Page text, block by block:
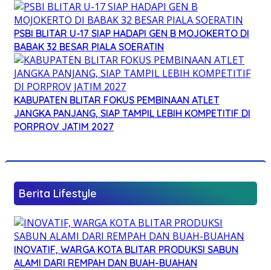
PSBI BLITAR U-17 SIAP HADAPI GEN B MOJOKERTO DI
BABAK 32 BESAR PIALA SOERATIN
KABUPATEN BLITAR FOKUS PEMBINAAN ATLET
JANGKA PANJANG, SIAP TAMPIL LEBIH KOMPETITIF DI
PORPROV JATIM 2027
Berita Lifestyle
INOVATIF, WARGA KOTA BLITAR PRODUKSI SABUN
ALAMI DARI REMPAH DAN BUAH-BUAHAN